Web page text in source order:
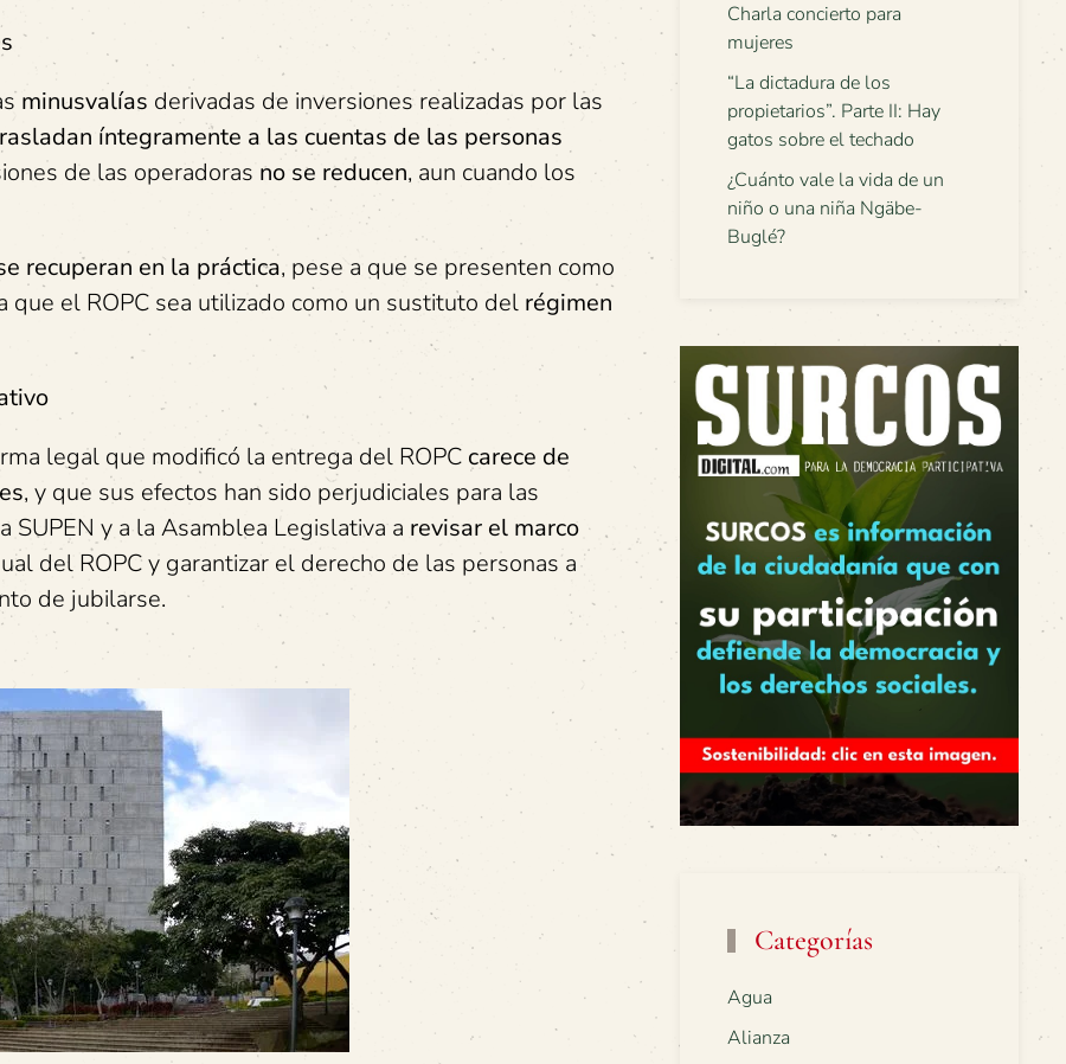
minusvalías derivadas de inversiones realizadas por las
íntegramente a las cuentas de las personas
de las operadoras no se reducen, aun cuando los
recuperan en la práctica, pese a que se presenten como
el ROPC sea utilizado como un sustituto del régimen
legal que modificó la entrega del ROPC carece de
, y que sus efectos han sido perjudiciales para las
SUPEN y a la Asamblea Legislativa a revisar el marco
del ROPC y garantizar el derecho de las personas a
de jubilarse.
Charla concierto para
mujeres
“La dictadura de los
propietarios”. Parte II: Hay
gatos sobre el techado
¿Cuánto vale la vida de un
niño o una niña Ngäbe-
Buglé?
Categorías
Agua
Alianza